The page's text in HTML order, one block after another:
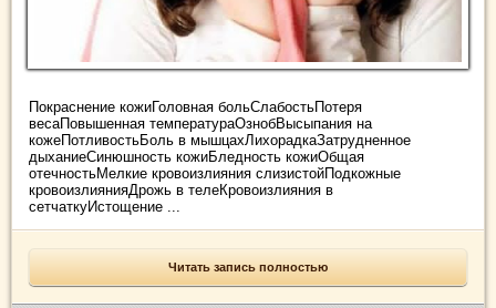
Покраснение кожиГоловная больСлабостьПотеря
весаПовышенная температураОзнобВысыпания на
кожеПотливостьБоль в мышцахЛихорадкаЗатрудненное
дыханиеСинюшность кожиБледность кожиОбщая
отечностьМелкие кровоизлияния слизистойПодкожные
кровоизлиянияДрожь в телеКровоизлияния в
сетчаткуИстощение ...
Читать запись полностью